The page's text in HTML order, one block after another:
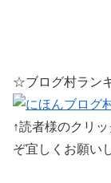
☆ブログ村ラン
↑読者様のクリ
ぞ宜しくお願い